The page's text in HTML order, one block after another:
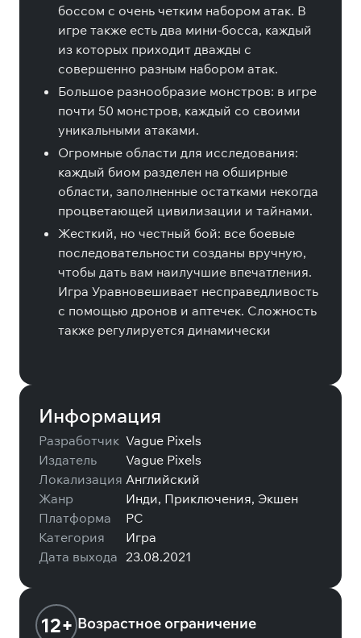
боссом с очень четким набором атак. В
игре также есть два мини-босса, каждый
из которых приходит дважды с
совершенно разным набором атак.
Большое разнообразие монстров: в игре
почти 50 монстров, каждый со своими
уникальными атаками.
Огромные области для исследования:
каждый биом разделен на обширные
области, заполненные остатками некогда
процветающей цивилизации и тайнами.
Жесткий, но честный бой: все боевые
последовательности созданы вручную,
чтобы дать вам наилучшие впечатления.
Игра Уравновешивает несправедливость
с помощью дронов и аптечек. Сложность
также регулируется динамически
Информация
Разработчик Vague Pixels
Издатель
Vague Pixels
Локализация Английский
Жанр
Инди, Приключения, Экшен
Платформа
PC
Категория
Игра
Дата выхода 23.08.2021
12+ Возрастное ограничение